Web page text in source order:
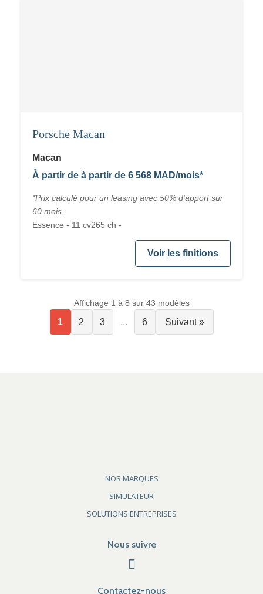
Porsche Macan
Macan
À partir de à partir de 6 568 MAD/mois*
*Prix calculé pour un leasing avec 50% d'apport sur
60 mois.
Essence - 11 cv265 ch -
Voir les finitions
Affichage 1 à 8 sur 43 modèles
1 2 3 ... 6 Suivant »
NOS MARQUES
SIMULATEUR
SOLUTIONS ENTREPRISES
Nous suivre
Contactez-nous